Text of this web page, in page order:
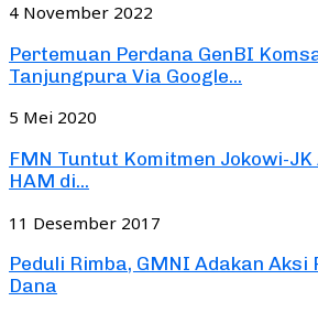
4 November 2022
Pertemuan Perdana GenBI
Tanjungpura Via Google...
5 Mei 2020
FMN Tuntut Komitmen Jokowi-
HAM di...
11 Desember 2017
Peduli Rimba, GMNI Adakan Aksi
Dana